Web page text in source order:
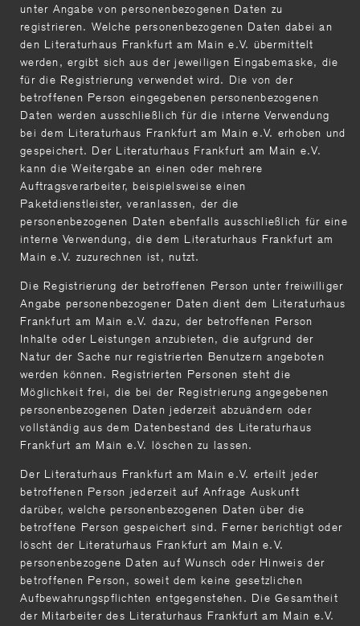
unter Angabe von personenbezogenen Daten zu
registrieren. Welche personenbezogenen Daten dabei an
den Literaturhaus Frankfurt am Main e.V. übermittelt
werden, ergibt sich aus der jeweiligen Eingabemaske, die
für die Registrierung verwendet wird. Die von der
betroffenen Person eingegebenen personenbezogenen
Daten werden ausschließlich für die interne Verwendung
bei dem Literaturhaus Frankfurt am Main e.V. erhoben und
gespeichert. Der Literaturhaus Frankfurt am Main e.V.
kann die Weitergabe an einen oder mehrere
Auftragsverarbeiter, beispielsweise einen
Paketdienstleister, veranlassen, der die
personenbezogenen Daten ebenfalls ausschließlich für eine
interne Verwendung, die dem Literaturhaus Frankfurt am
Main e.V. zuzurechnen ist, nutzt.
Die Registrierung der betroffenen Person unter freiwilliger
Angabe personenbezogener Daten dient dem Literaturhaus
Frankfurt am Main e.V. dazu, der betroffenen Person
Inhalte oder Leistungen anzubieten, die aufgrund der
Natur der Sache nur registrierten Benutzern angeboten
werden können. Registrierten Personen steht die
Möglichkeit frei, die bei der Registrierung angegebenen
personenbezogenen Daten jederzeit abzuändern oder
vollständig aus dem Datenbestand des Literaturhaus
Frankfurt am Main e.V. löschen zu lassen.
Der Literaturhaus Frankfurt am Main e.V. erteilt jeder
betroffenen Person jederzeit auf Anfrage Auskunft
darüber, welche personenbezogenen Daten über die
betroffene Person gespeichert sind. Ferner berichtigt oder
löscht der Literaturhaus Frankfurt am Main e.V.
personenbezogene Daten auf Wunsch oder Hinweis der
betroffenen Person, soweit dem keine gesetzlichen
Aufbewahrungspflichten entgegenstehen. Die Gesamtheit
der Mitarbeiter des Literaturhaus Frankfurt am Main e.V.